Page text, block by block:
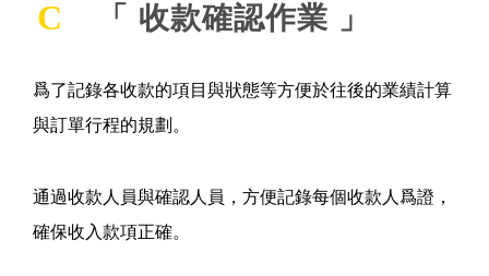
C 「 收款確認作業 」
爲了記錄各收款的項目與狀態等方便於往後的業績計算
與訂單行程的規劃。
通過收款人員與確認人員，方便記錄每個收款人爲證，
確保收入款項正確。